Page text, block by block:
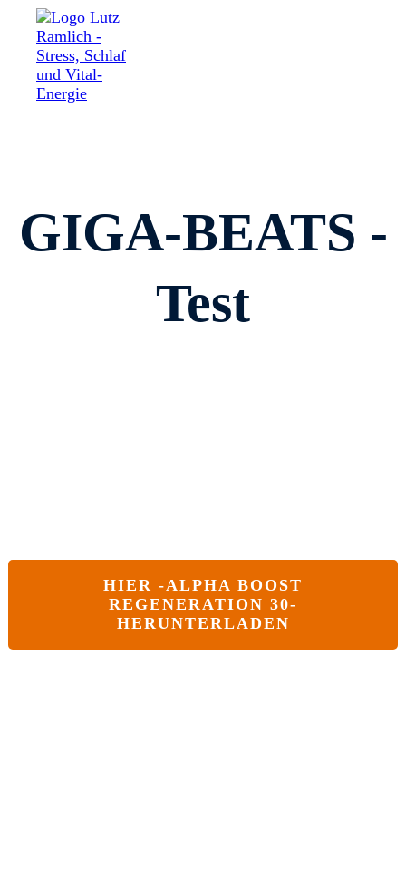
GIGA-BEATS -
Test
HIER -ALPHA BOOST
REGENERATION 30-
HERUNTERLADEN